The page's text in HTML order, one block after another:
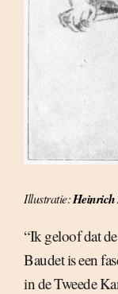
Illustratie:Heinrich
“Ik geloof dat
Baudet is een
in de Tweede